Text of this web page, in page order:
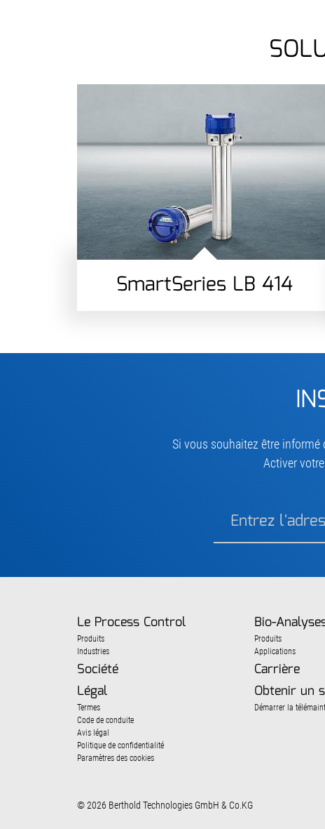
SmartSeries LB 414
Si vous souhaitez être
Activer
Le Process Control
Produits
Industries
Bio-
Produits
Applications
Société Carrière
Légal
Termes
Code de conduite
Avis légal
Politique de confidentialité
Paramètres des cookies
Obtenir un
Démarrer la
© 2026 Berthold Technologies GmbH & Co.KG